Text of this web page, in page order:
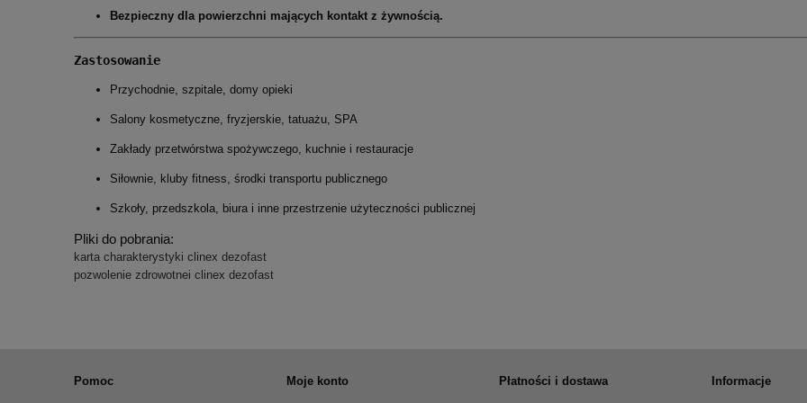
Bezpieczny dla powierzchni mających kontakt z żywnością.
Zastosowanie
Przychodnie, szpitale, domy opieki
Salony kosmetyczne, fryzjerskie, tatuażu, SPA
Zakłady przetwórstwa spożywczego, kuchnie i restauracje
Siłownie, kluby fitness, środki transportu publicznego
Szkoły, przedszkola, biura i inne przestrzenie użyteczności publicznej
Pliki do pobrania:
karta charakterystyki clinex dezofast
pozwolenie zdrowotnei clinex dezofast
Pomoc Moje konto Płatności i dostawa Informacje